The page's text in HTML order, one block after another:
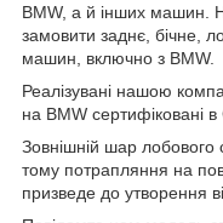
BMW, а й інших машин.
замовити заднє, бічне,
машин, включно з BMW.
Реалізувані нашою
на BMW сертифіковані
Зовнішній шар лобового
тому потрапляння на
призведе до утворення